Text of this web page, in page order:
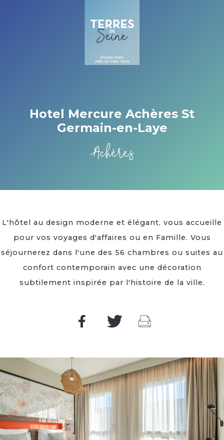
Hotel Mercure Achères St
Germain-en-Laye
Achères
L'hôtel au design moderne et élégant, vous accueille
pour vos voyages d'affaires ou en Famille. Vous
séjournerez dans l'une des 56 chambres ou suites au
confort contemporain avec une décoration
subtilement inspirée par l'histoire de la ville.